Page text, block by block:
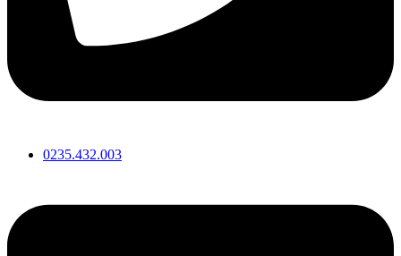
0235.432.003